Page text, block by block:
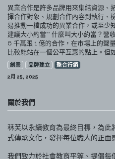
異業合作是許多品牌用來集結資源、
擇合作對象、規劃合作內容到執行、
易推動一檔成功的異業合作，或至少
建議大小約當** 什麼叫大小約當？營
6 千萬跟 1 億的合作，在市場上的聲
比較能站在一個公平互惠的點上。但
創業 品牌建立
整合行銷
2月 25, 2025
關於我們
秝芙以永續教育為最終目標，為
式傳承文化，發揮每位職人的正面
我們致力於社會教育平等、提倡每